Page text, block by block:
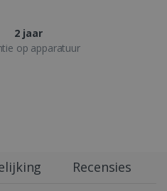
2 jaar
op apparatuur
Recensies